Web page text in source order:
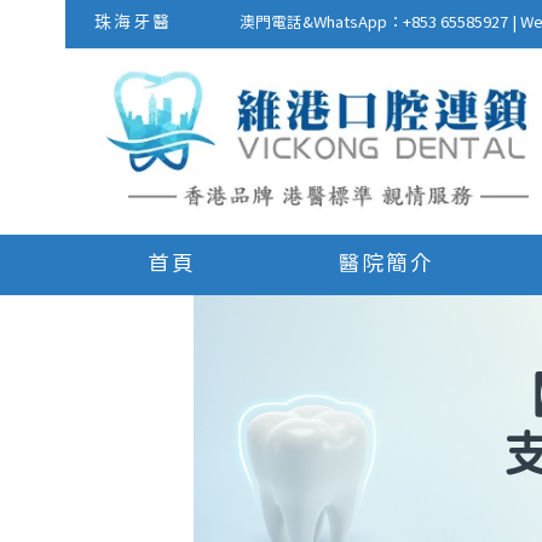
珠海牙醫 澳門電話&WhatsApp：+853 65585927 |
首頁 醫院簡介